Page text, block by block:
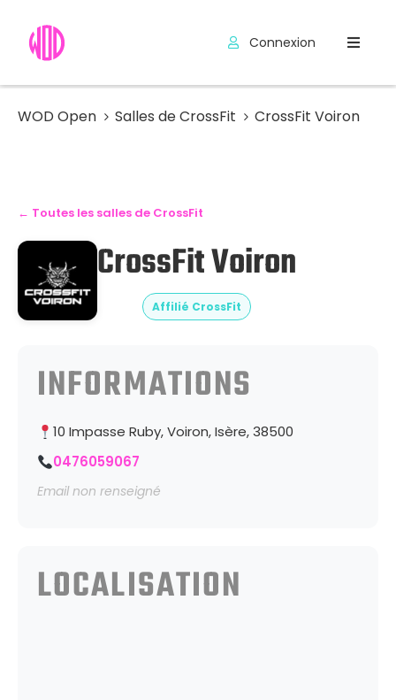
Hyrox
Codes
Connexion
WOD Open Salles de CrossFit CrossFit Voiron
← Toutes les salles de CrossFit
CrossFit Voiron
Affilié CrossFit
INFORMATIONS
10 Impasse Ruby, Voiron, Isère, 38500
0476059067
Email non renseigné
LOCALISATION